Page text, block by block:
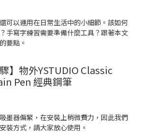
可以運用在日常生活中的小細節。該如何
手寫字練習需要準備什麼工具？跟著本文
要點。
】物外YSTUDIO Classic
Pen 經典鋼筆
墨器偏緊，在安裝上稍微費力，因此我們
裝方式，請大家放心使用。